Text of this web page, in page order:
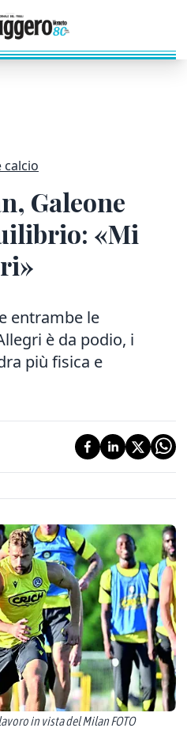
calcio
Galeone
«Mi
entrambe le
è da podio, i
più fisica e
in vista del Milan FOTO